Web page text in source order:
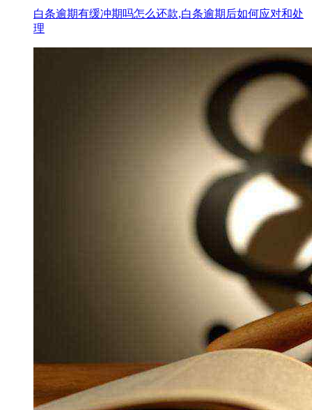
白条逾期有缓冲期吗怎么还款,白条逾期后如何应对和处
理